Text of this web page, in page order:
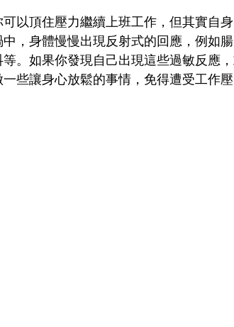
可以頂住壓力繼續上班工作，但其實自
中，身體慢慢出現反射式的回應，例如
等。如果你發現自己出現這些過敏反應
些讓身心放鬆的事情，免得遭受工作